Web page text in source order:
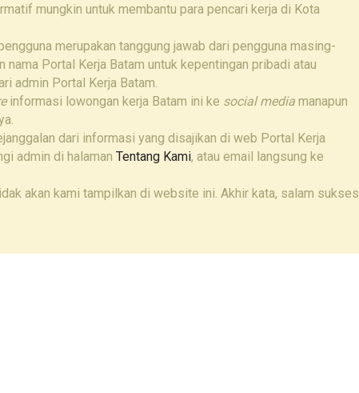
mungkin untuk membantu para pencari kerja di Kota
merupakan tanggung jawab dari pengguna masing-
nama Portal Kerja Batam untuk kepentingan pribadi atau
admin Portal Kerja Batam.
informasi lowongan kerja Batam ini ke social media manapun
dari informasi yang disajikan di web Portal Kerja
admin di halaman Tentang Kami, atau email langsung ke
akan kami tampilkan di website ini. Akhir kata, salam sukses